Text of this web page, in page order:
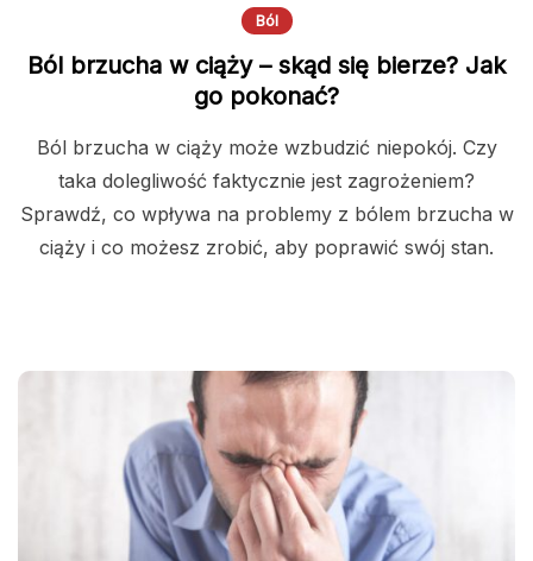
Ból
Ból brzucha w ciąży – skąd się bierze? Jak
go pokonać?
Ból brzucha w ciąży może wzbudzić niepokój. Czy
taka dolegliwość faktycznie jest zagrożeniem?
Sprawdź, co wpływa na problemy z bólem brzucha w
ciąży i co możesz zrobić, aby poprawić swój stan.